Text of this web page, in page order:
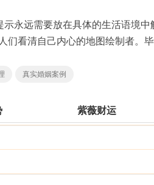
永远需要放在具体的生活语境中
们看清自己内心的地图绘制者。
真实婚姻案例
紫薇财运